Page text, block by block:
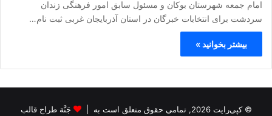
امام جمعه شهرستان بوکان و مسئول سابق امور فرهنگی زندان
سردشت برای انتخابات خبرگان در استان آذربایجان غربی ثبت نام…
بیشتر بخوانید »
© کپی‌رایت 2026, تمامی حقوق متعلق است به | جَنَّة طراح قالب